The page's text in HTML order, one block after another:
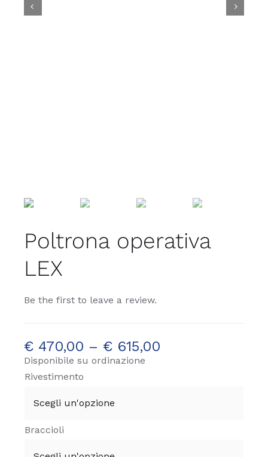
 
Poltrona operativa
LEX
Be the first to leave a review.
€470,00 – €615,00
Disponibile su ordinazione
Rivestimento
Braccioli